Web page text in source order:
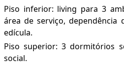
Piso inferior: living para 3
área de serviço, dependência
edícula.
Piso superior: 3 dormitórios
social.